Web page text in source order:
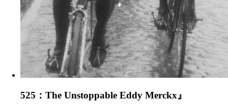
525：The Unstoppable Eddy Merckx』